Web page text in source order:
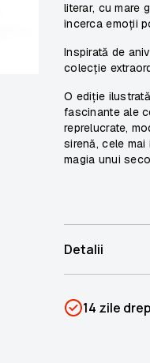
literar, cu mare
încerca emoții
Inspirată de
colecție
O ediție
fascinante ale
reprelucrate,
sirenă, cele
magia unui
Detalii
Categorii
14 zile